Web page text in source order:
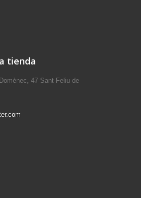
tienda
47 Sant Feliu de